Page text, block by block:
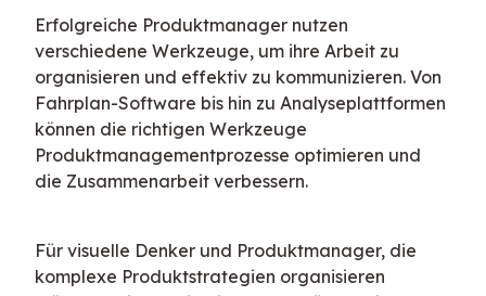
Erfolgreiche Produktmanager nutzen
verschiedene Werkzeuge, um ihre Arbeit zu
organisieren und effektiv zu kommunizieren. Von
Fahrplan-Software bis hin zu Analyseplattformen
können die richtigen Werkzeuge
Produktmanagementprozesse optimieren und
die Zusammenarbeit verbessern.
Für visuelle Denker und Produktmanager, die
komplexe Produktstrategien organisieren